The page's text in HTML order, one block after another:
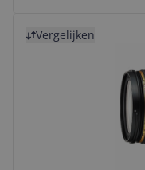
Vergelijken